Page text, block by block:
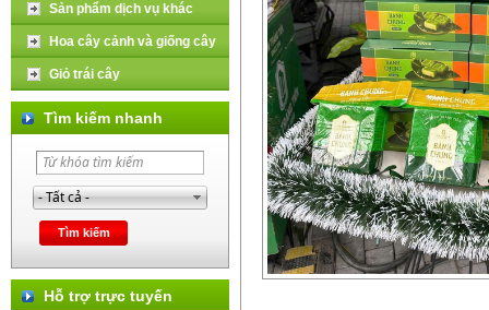
Sản phẩm dịch vụ khác
Hoa cây cảnh và giống cây
Giỏ trái cây
Tìm kiếm nhanh
Hỗ trợ trực tuyến